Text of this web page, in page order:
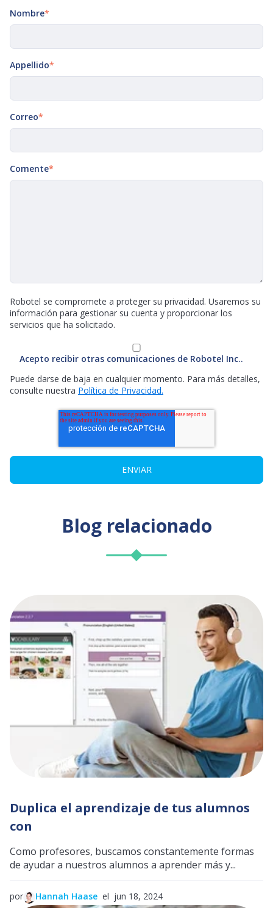
Nombre*
Appellido*
Correo*
Comente*
Robotel se compromete a proteger su privacidad. Usaremos su
información para gestionar su cuenta y proporcionar los
servicios que ha solicitado.
Acepto recibir otras comunicaciones de Robotel Inc..
Puede darse de baja en cualquier momento. Para más detalles,
consulte nuestra Política de Privacidad.
Blog relacionado
Duplica el aprendizaje de tus alumnos
con
Como profesores, buscamos constantemente formas
de ayudar a nuestros alumnos a aprender más y...
por Hannah Haase el jun 18, 2024